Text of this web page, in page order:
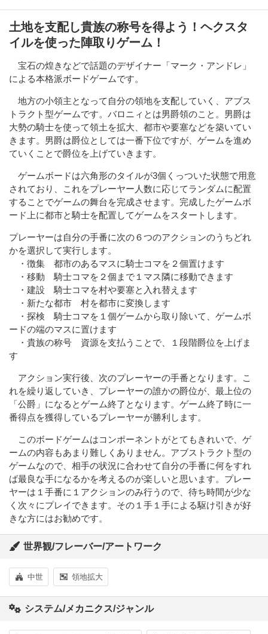
土地を支配し貴族の称号を得よう！ヘクスタ
イルを使った陣取りゲーム！
宝石の煌きなどで話題のデザイナー「マーク・アンドレ」
による本格派ボードゲームです。
地方の小領主となって自分の領地を支配していく、アブス
トラクト型ゲームです。バロニィとは男爵領のこと。男爵は
大勢の騎士を使って領土を拡大、都市や要塞などを築いてい
きます。男爵は爵位としては一番下位ですが、ゲームを進め
ていくことで爵位を上げていきます。
ゲームボードは六角形のタイルが3個くっついた状態で用意
されており、これをプレーヤー人数に応じてランダムに配置
することでゲームの舞台を完成させます。完成したゲームボ
ード上に都市と騎士を配置してゲームをスタートします。
プレーヤーは自分の手番に次の６つのアクションのうちどれ
かを選択して実行します。
・徴集 都市のあるマスに騎士コマを２個置けます
・移動 騎士コマを２個まで１マス隣に移動できます
・建設 騎士コマを村や要塞と入れ替えます
・新たな都市 村を都市に変換します
・探検 騎士コマを１個ゲームから取り除いて、ゲームボ
ードの端のマスに置けます
・貴族の称号 資源を支払うことで、１段階爵位を上げま
す
アクション実行後、次のプレーヤーの手番となります。こ
れを繰り返していき、プレーヤーの誰かの爵位が、最上位の
「公爵」になるとゲーム終了となります。ゲーム終了時に一
番得点を獲得しているプレーヤーが勝利します。
このボードゲームはコンポーネントがとてもきれいで、ゲ
ームの内容もあまり難しくありません。アブストラクト型の
ゲームなので、相手の状況に合わせて自分の手番に何をすれ
ば最良な手になるかを考えるのが楽しいと思います。プレー
ヤーは１手番に１アクションのみ行うので、待ち時間が少な
く次々にプレイできます。その１手１手による駆け引きが好
きな方にはお勧めです。
世界観/フレーバー/アートワーク
中世 領地拡大
システム/メカニクス/ジャンル